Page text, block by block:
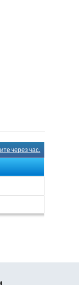
через час.